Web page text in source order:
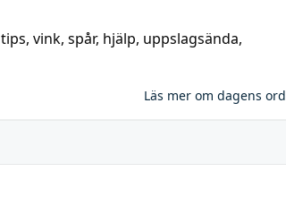
tips, vink, spår, hjälp, uppslagsända,
Läs mer om dagens ord